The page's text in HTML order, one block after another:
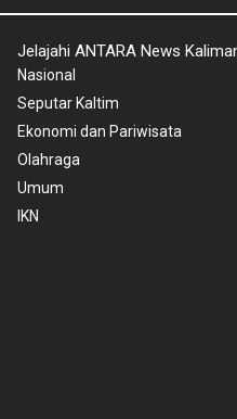
Jelajahi ANTARA News
Nasional
Seputar Kaltim
Ekonomi dan Pariwisata
Olahraga
Umum
IKN